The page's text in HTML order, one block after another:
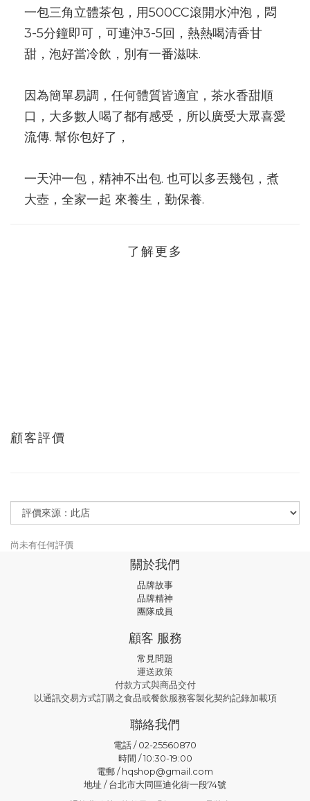
一包三角立體茶包，用500CC滾開水沖泡，悶
3-5分鐘即可，可連沖3-5回，熱熱喝清香甘
甜，泡好當冷飲，別有一番滋味.
因為簡單易調，任何體質皆適宜，茶水香甜順
口，大多數人喝了都有感受，所以廣受大眾喜愛
流傳. 幫你包好了，
一天沖一包，精神不出包. 也可以多丟幾包，煮
大壺，全家一起 來養生，勤保養.
了解更多
顧客評價
尚未有任何評價
關於我們
品牌故事
品牌精神
團隊成員
顧客 服務
常見問題
運送政策
付款方式與商品交付
以通訊交易方式訂購之食品或餐飲服務客製化契約記錄加載項
聯絡我們
電話 / 02-25560870
時間 / 10:30-19:00
電郵 / hqshop@gmail.com
地址 / 台北市大同區迪化街一段74號